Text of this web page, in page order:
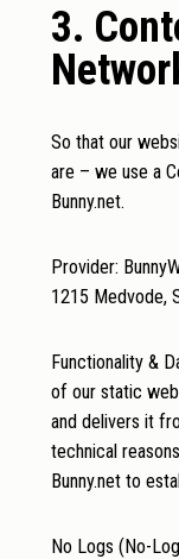
3.
So that our
are – we use a
Bunny.net.
Provider:
1215 Medvode,
Functionality &
of our static
and delivers it
technical
Bunny.net to
No Logs (No-